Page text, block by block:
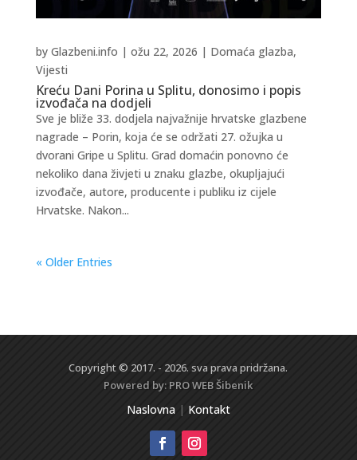
Kreću Dani Porina u Splitu, donosimo i popis
izvođača na dodjeli
by Glazbeni.info | ožu 22, 2026 | Domaća glazba,
Vijesti
Sve je bliže 33. dodjela najvažnije hrvatske glazbene
nagrade – Porin, koja će se održati 27. ožujka u
dvorani Gripe u Splitu. Grad domaćin ponovno će
nekoliko dana živjeti u znaku glazbe, okupljajući
izvođače, autore, producente i publiku iz cijele
Hrvatske. Nakon...
« Older Entries
Copyright © 2017. - 2026. sva prava pridržana.
Powered by: PRO WEBŠibenik
Naslovna| Kontakt